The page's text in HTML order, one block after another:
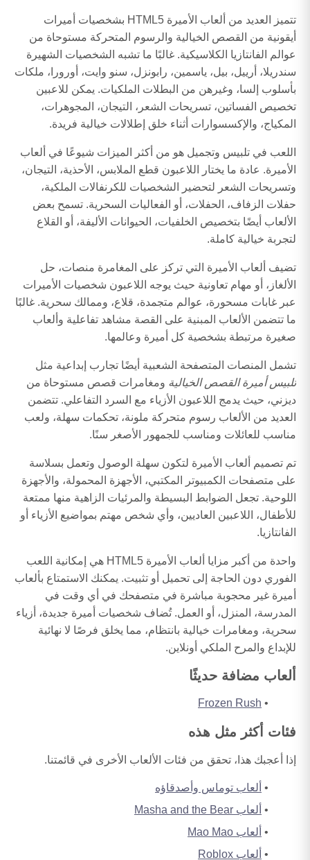
تتميز العديد من ألعاب الأميرة HTML5 بشخصيات أميرات
أيقونية من القصص الخيالية والرسوم المتحركة مستوحاة من
عوالم الفانتازيا الكلاسيكية. غالبًا ما تشبه الشخصيات الشهيرة
سندريلا، أرييل، بيل، ياسمين، رابونزل، سنو وايت، أورورا، ملكات
بأسلوب إلسا، وغيرهن من البطلات الملكيات. يمكن للاعبين
تخصيص الفساتين، تسريحات الشعر، التيجان، المجوهرات،
المكياج، والإكسسوارات أثناء خلق إطلالات خيالية فريدة.
اللعب في تلبيس وتجميل هو من أكثر الميزات شيوعًا في ألعاب
الأميرة. عادة ما يختار اللاعبون قطع الملابس، الأحذية، التيجان،
وتسريحات الشعر لتحضير الشخصيات للكرنفالات الملكية،
حفلات الزفاف، الحفلات، أو الفعاليات السحرية. تسمح بعض
الألعاب أيضًا بتخصيص الخلفيات، الحيوانات الأليفة، أو القلاع
لتجربة خيالية كاملة.
تضيف ألعاب الأميرة التي تركز على المغامرة منصات، حل
الألغاز، أو مهام تعاونية حيث يوجه اللاعبون شخصيات الأميرات
عبر غابات مسحورة، عوالم متجمدة، قلاع، وممالك سحرية. غالبًا
ما تتضمن الألعاب المبنية على القصة مشاهد تفاعلية وألعاب
صغيرة مرتبطة بشخصية كل أميرة وعالمها.
تشمل المنصات المتصفحة الشعبية أيضًا تجارب إبداعية مثل
تلبيس أميرة القصص الخيالية ومغامرات قصص مستوحاة من
ديزني، حيث يدمج اللاعبون الأزياء مع السرد التفاعلي. تتضمن
العديد من الألعاب رسوم متحركة ملونة، تحكمات سهلة، ولعب
مناسب للعائلات ومناسب للجمهور الأصغر سنًا.
تم تصميم ألعاب الأميرة لتكون سهلة الوصول وتعمل بسلاسة
على متصفحات الكمبيوتر المكتبي، الأجهزة المحمولة، والأجهزة
اللوحية. تجعل الضوابط البسيطة والمرئيات الزاهية منها ممتعة
للأطفال، اللاعبين العاديين، وأي شخص مهتم بمواضيع الأزياء أو
الفانتازيا.
واحدة من أكبر مزايا ألعاب الأميرة HTML5 هي إمكانية اللعب
الفوري دون الحاجة إلى تحميل أو تثبيت. يمكنك الاستمتاع بألعاب
أميرة غير محجوبة مباشرة في متصفحك في أي وقت في
المدرسة، المنزل، أو العمل. تُضاف شخصيات أميرة جديدة، أزياء
سحرية، ومغامرات خيالية بانتظام، مما يخلق فرصًا لا نهائية
للإبداع والمرح الملكي أونلاين.
ألعاب مضافة حديثًا
Frozen Rush
فئات أكثر مثل هذه
إذا أعجبك هذا، تحقق من فئات الألعاب الأخرى في قائمتنا.
ألعاب توماس وأصدقاؤه
ألعاب Masha and the Bear
ألعاب Mao Mao
ألعاب Roblox